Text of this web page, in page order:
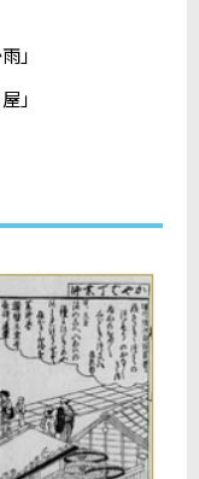
」
」